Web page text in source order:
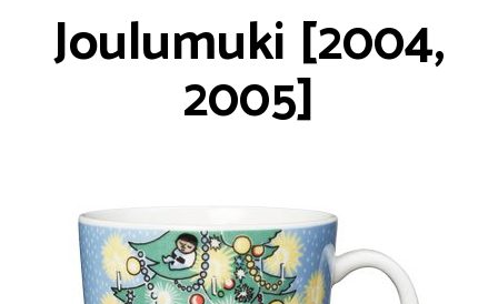
Joulumuki [2004,
2005]